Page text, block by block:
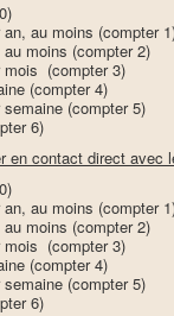
au moins (compter
moins (compter 2)
mois (compter 3)
(compter 4)
(compter 5)
6)
en contact direct avec
au moins (compter
moins (compter 2)
mois (compter 3)
(compter 4)
(compter 5)
6)